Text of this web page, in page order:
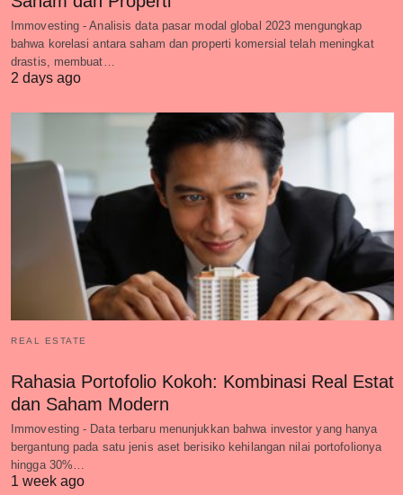
Immovesting - Analisis data pasar modal global 2023 mengungkap
bahwa korelasi antara saham dan properti komersial telah meningkat
drastis, membuat…
2 days ago
REAL ESTATE
Rahasia Portofolio Kokoh: Kombinasi Real Estat
dan Saham Modern
Immovesting - Data terbaru menunjukkan bahwa investor yang hanya
bergantung pada satu jenis aset berisiko kehilangan nilai portofolionya
hingga 30%…
1 week ago